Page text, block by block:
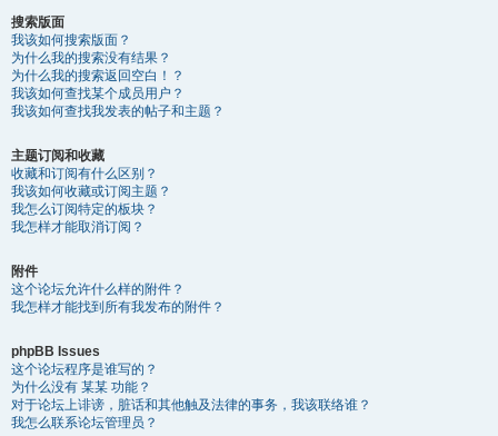
搜索版面
我该如何搜索版面？
为什么我的搜索没有结果？
为什么我的搜索返回空白！？
我该如何查找某个成员用户？
我该如何查找我发表的帖子和主题？
主题订阅和收藏
收藏和订阅有什么区别？
我该如何收藏或订阅主题？
我怎么订阅特定的板块？
我怎样才能取消订阅？
附件
这个论坛允许什么样的附件？
我怎样才能找到所有我发布的附件？
phpBB Issues
这个论坛程序是谁写的？
为什么没有 某某 功能？
对于论坛上诽谤，脏话和其他触及法律的事务，我该联络谁？
我怎么联系论坛管理员？